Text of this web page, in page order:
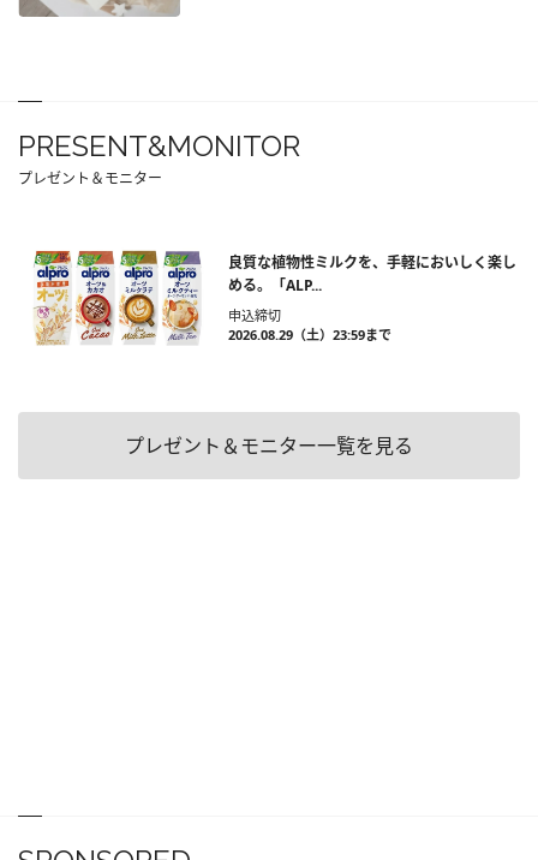
PRESENT&MONITOR
プレゼント＆モニター
良質な植物性ミルクを、手軽においしく楽し
める。「ALP...
申込締切
2026.08.29（土）23:59まで
プレゼント＆モニター一覧を見る